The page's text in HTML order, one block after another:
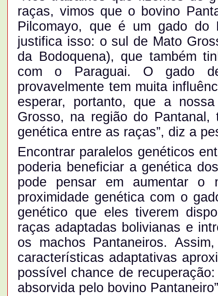
raças, vimos que o bovino
Pilcomayo, que é um gado do
justifica isso: o sul de Mato
da Bodoquena), que também
com o Paraguai. O gado
provavelmente tem muita
esperar, portanto, que a
Grosso, na região do Pantanal,
genética entre as raças”, diz a
Encontrar paralelos genéticos
poderia beneficiar a genética
pode pensar em aumentar o
proximidade genética com o
genético que eles tiverem
raças adaptadas bolivianas e
os machos Pantaneiros.
características adaptativas
possível chance de
absorvida pelo bovino